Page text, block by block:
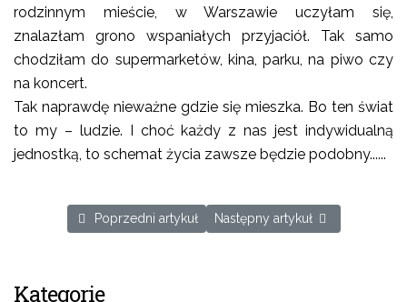
rodzinnym mieście, w Warszawie uczyłam się,
znalazłam grono wspaniałych przyjaciół. Tak samo
chodziłam do supermarketów, kina, parku, na piwo czy
na koncert.
Tak naprawdę nieważne gdzie się mieszka. Bo ten świat
to my – ludzie. I choć każdy z nas jest indywidualną
jednostką, to schemat życia zawsze będzie podobny......
Poprzedni artykuł: Era KOBIETY
Poprzedni artykuł Następny artykuł: Niedawno
Następny artykuł
Kategorie